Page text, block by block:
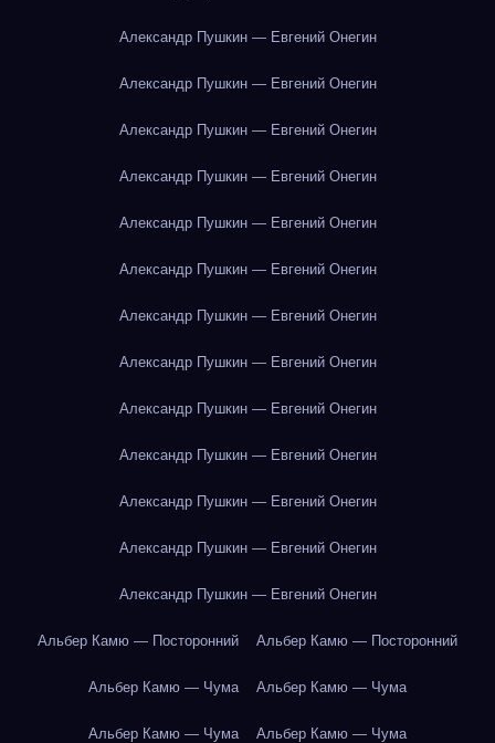
Александр Пушкин — Евгений Онегин
Александр Пушкин — Евгений Онегин
Александр Пушкин — Евгений Онегин
Александр Пушкин — Евгений Онегин
Александр Пушкин — Евгений Онегин
Александр Пушкин — Евгений Онегин
Александр Пушкин — Евгений Онегин
Александр Пушкин — Евгений Онегин
Александр Пушкин — Евгений Онегин
Александр Пушкин — Евгений Онегин
Александр Пушкин — Евгений Онегин
Александр Пушкин — Евгений Онегин
Александр Пушкин — Евгений Онегин
Альбер Камю — Посторонний Альбер Камю — Посторонний
Альбер Камю — Чума Альбер Камю — Чума
Альбер Камю — Чума Альбер Камю — Чума